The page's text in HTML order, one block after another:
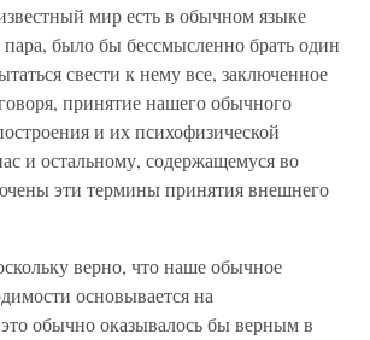
мир есть в обычном языке
пара, было бы бессмысленно брать один
свести к нему все, заключенное
принятие нашего обычного
и их психофизической
и остальному, содержащемуся во
эти термины принятия внешнего
верно, что наше обычное
основывается на
обычно оказывалось бы верным в